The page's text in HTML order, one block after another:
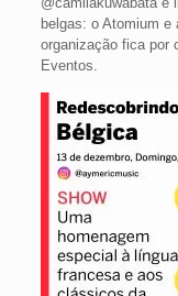
belgas: o Atomium e
organização fica por
Eventos.